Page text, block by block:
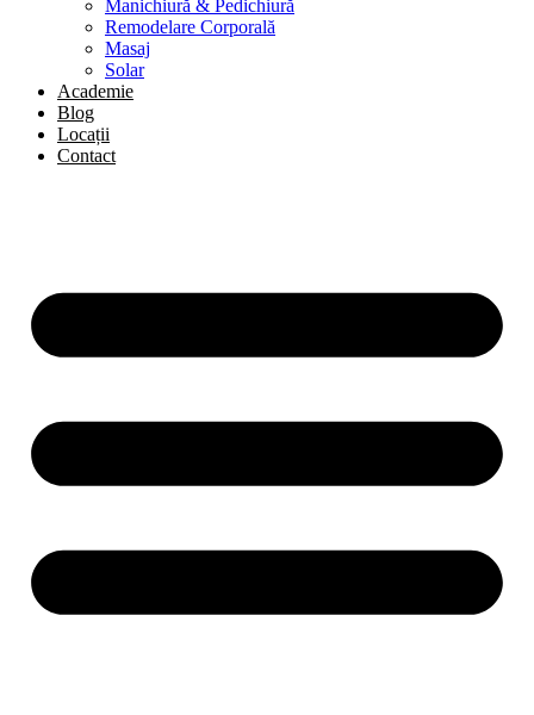
Manichiură & Pedichiură
Remodelare Corporală
Masaj
Solar
Academie
Blog
Locații
Contact